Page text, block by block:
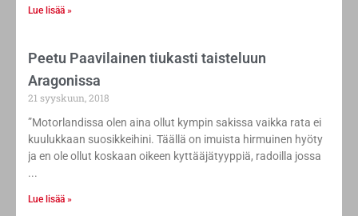
Lue lisää »
Peetu Paavilainen tiukasti taisteluun
Aragonissa
21 syyskuun, 2018
”Motorlandissa olen aina ollut kympin sakissa vaikka rata ei
kuulukkaan suosikkeihini. Täällä on imuista hirmuinen hyöty
ja en ole ollut koskaan oikeen kyttääjätyyppiä, radoilla jossa
Lue lisää »